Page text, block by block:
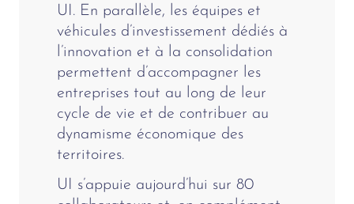
UI. En parallèle, les équipes et
véhicules d’investissement dédiés à
l’innovation et à la consolidation
permettent d’accompagner les
entreprises tout au long de leur
cycle de vie et de contribuer au
dynamisme économique des
territoires.
UI s’appuie aujourd’hui sur 80